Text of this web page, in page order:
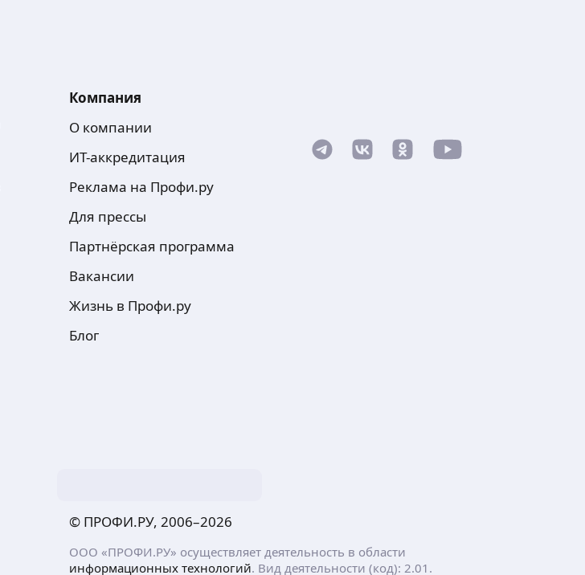
Компания
О компании
ИТ-аккредитация
Реклама на Профи.ру
Для прессы
Партнёрская программа
Вакансии
Жизнь в Профи.ру
Блог
© ПРОФИ.РУ, 2006–2026
ООО «ПРОФИ.РУ» осуществляет деятельность в области
информационных технологий. Вид деятельности (код): 2.01.